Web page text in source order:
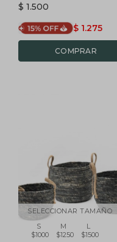
$ 1.500
$ 1.275
SELECCIONAR TAMAÑO
S
$1000
M
$1250
L
$1500